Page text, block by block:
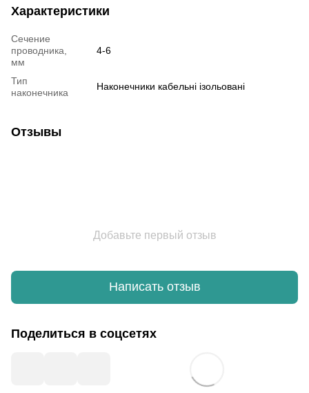
Характеристики
Сечение
проводника,
мм
4-6
Тип
наконечника
Наконечники кабельні ізольовані
Отзывы
Добавьте первый отзыв
Написать отзыв
Поделиться в соцсетях